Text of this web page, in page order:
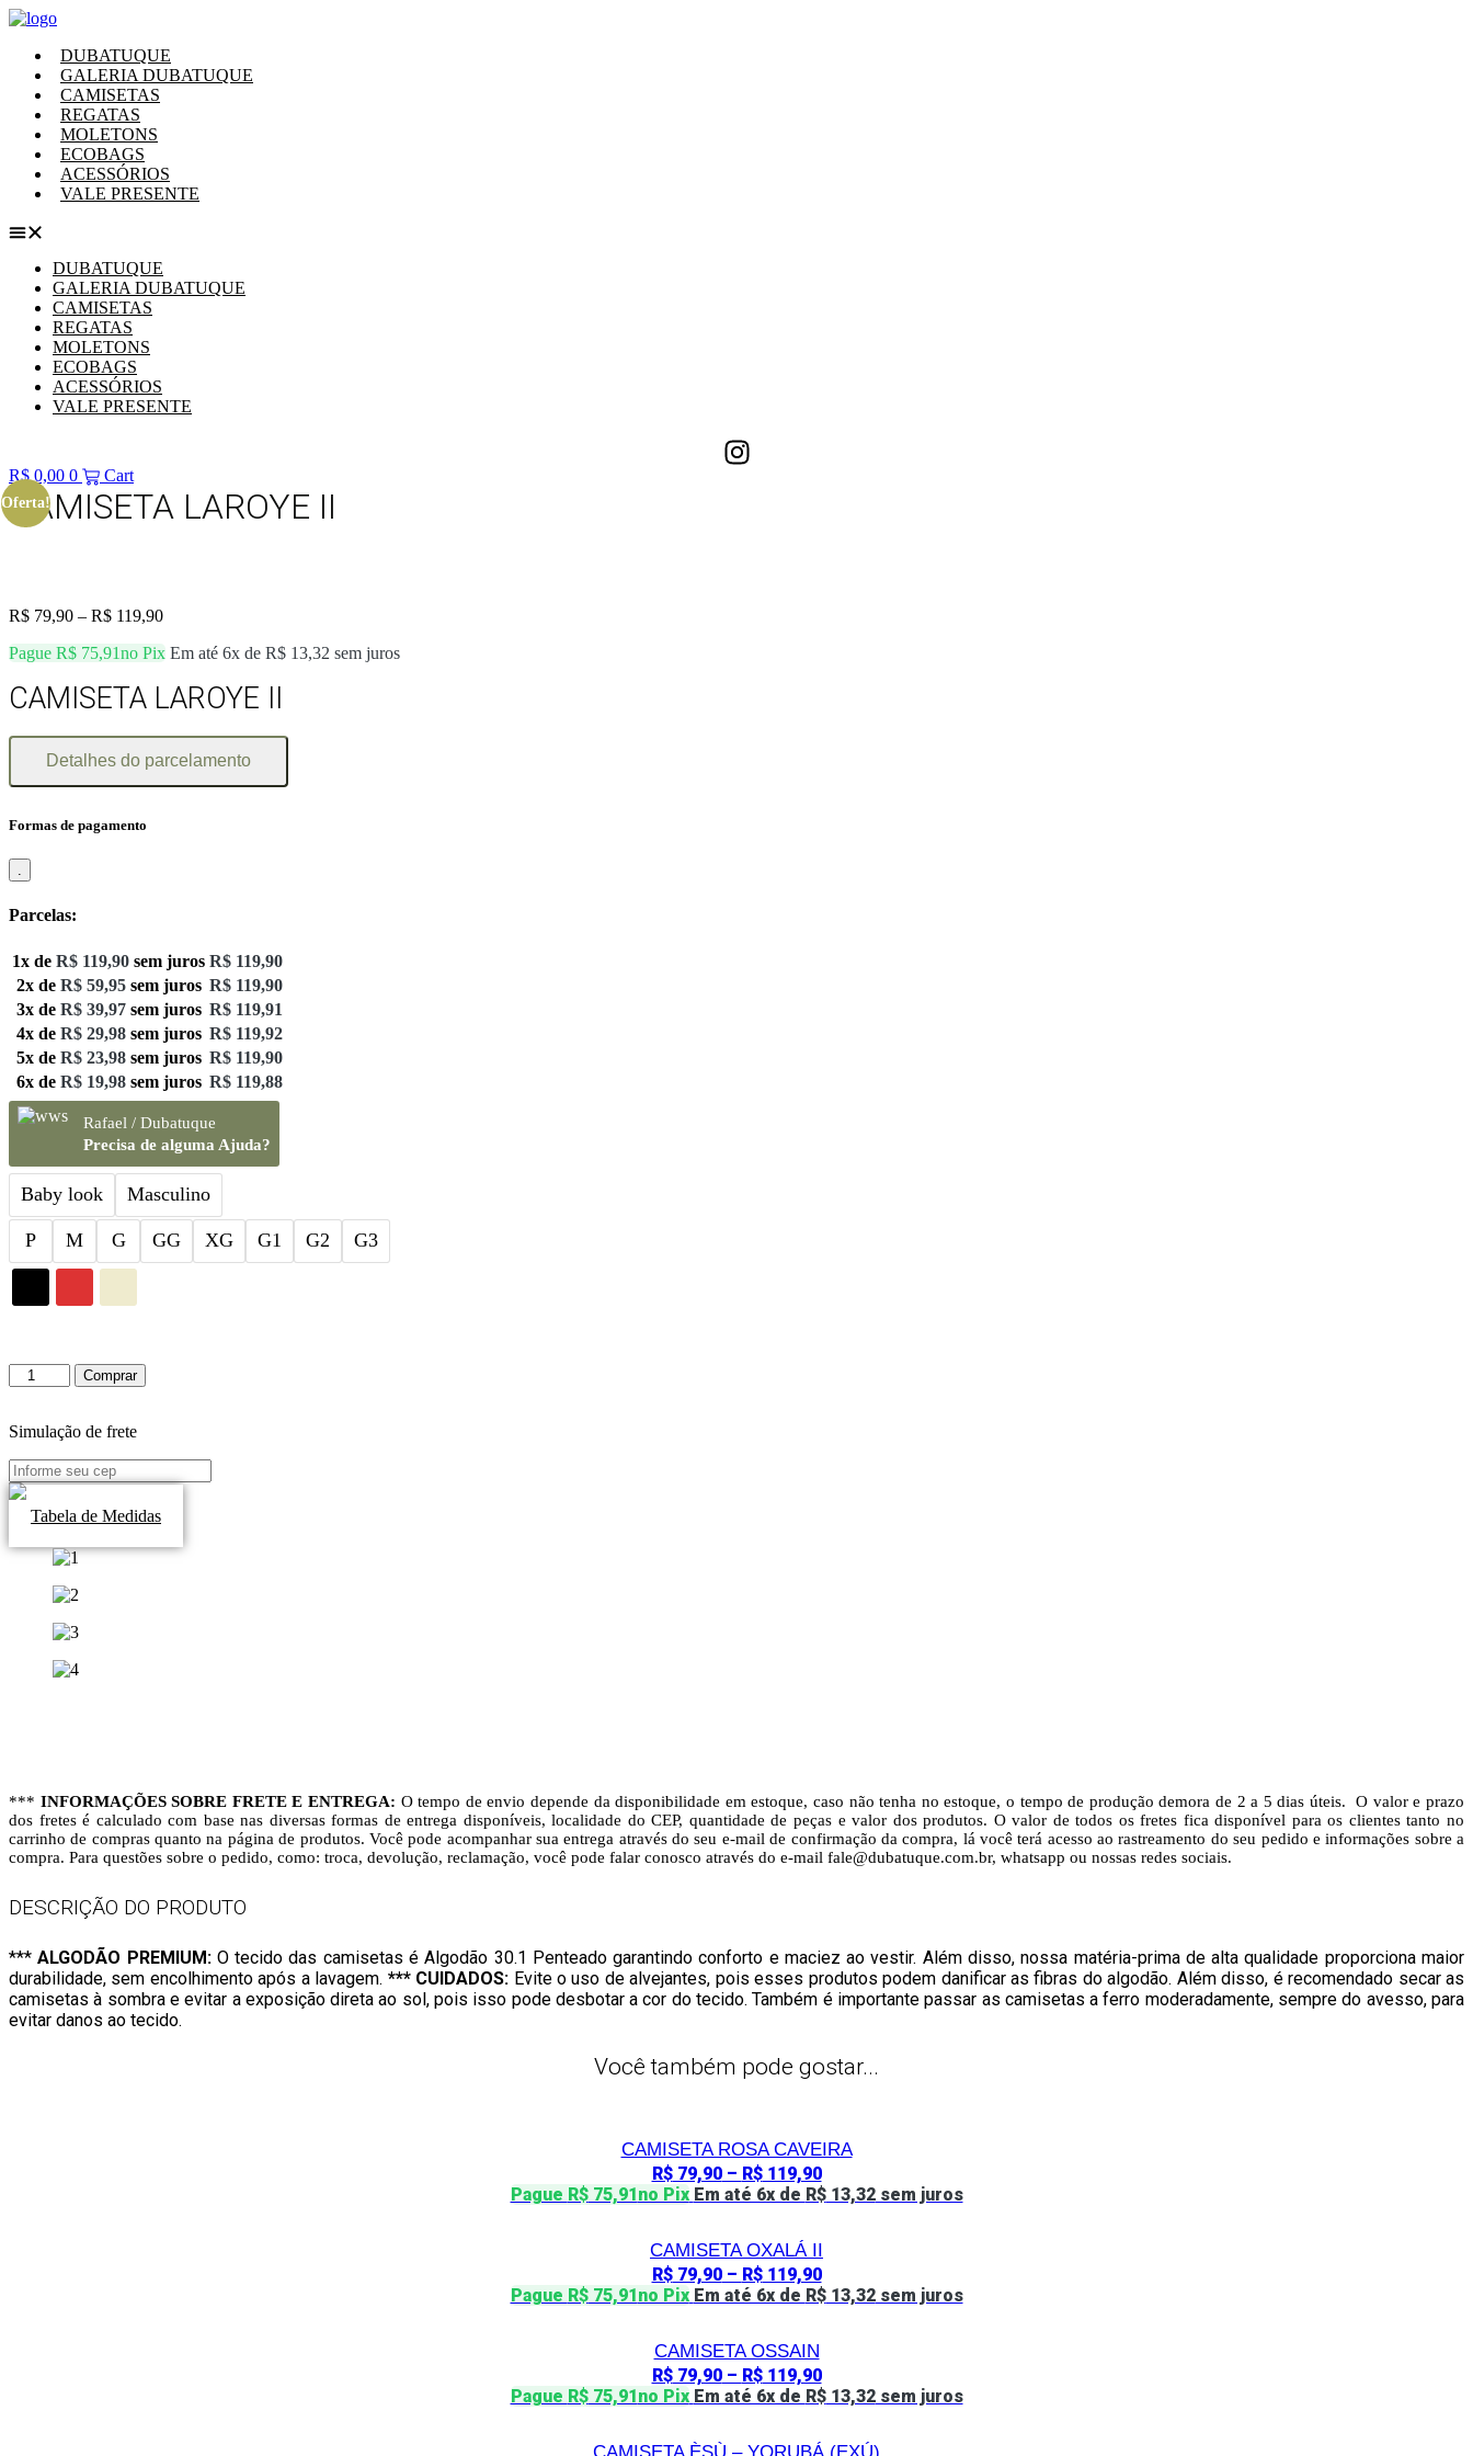
Ir
conteúdo
DUBATUQUE
GALERIA DUBATUQUE
CAMISETAS
REGATAS
MOLETONS
ECOBAGS
ACESSÓRIOS
VALE PRESENTE
DUBATUQUE
GALERIA DUBATUQUE
CAMISETAS
REGATAS
MOLETONS
ECOBAGS
ACESSÓRIOS
VALE PRESENTE
R$0,00 0 Cart
CAMISETA LAROYE II
Oferta!
R$ 79,90 – R$ 119,90
Pague R$ 75,91no Pix Em até 6x de R$ 13,32 sem juros
CAMISETA LAROYE II
Detalhes do parcelamento
Formas de pagamento
.
Parcelas:
1x de R$ 119,90 sem juros R$ 119,90
2x de R$59,95sem juros R$ 119,90
3x de R$39,97sem juros R$ 119,91
4x de R$29,98sem juros R$ 119,92
5x de R$23,98sem juros R$ 119,90
6x de R$19,98sem juros R$ 119,88
Rafael / Dubatuque
Precisa de alguma Ajuda?
Baby look Masculino
P M G GG XG G1 G2 G3
Camiseta
Laroye
quantidade
Comprar
Simulação de frete
Tabela de Medidas
*** INFORMAÇÕES SOBRE FRETE E ENTREGA: O tempo de envio depende da disponibilidade em estoque, caso não tenha no estoque, o tempo de produção demora de 2 a 5 dias úteis. O valor e prazo
dos fretes é calculado com base nas diversas formas de entrega disponíveis, localidade do CEP, quantidade de peças e valor dos produtos. O valor de todos os fretes fica disponível para os clientes tanto no
carrinho de compras quanto na página de produtos. Você pode acompanhar sua entrega através do seu e-mail de confirmação da compra, lá você terá acesso ao rastreamento do seu pedido e informações sobre a
compra. Para questões sobre o pedido, como: troca, devolução, reclamação, você pode falar conosco através do e-mail fale@dubatuque.com.br, whatsapp ou nossas redes sociais.
DESCRIÇÃO DO PRODUTO
***ALGODÃO PREMIUM:O tecido das camisetas é Algodão 30.1 Penteado garantindo conforto e maciez ao vestir. Além disso, nossa matéria-prima de alta qualidade proporciona maior
durabilidade, sem encolhimento após a lavagem. *** CUIDADOS: Evite o uso de alvejantes, pois esses produtos podem danificar as fibras do algodão. Além disso, é recomendado secar as
camisetas à sombra e evitar a exposição direta ao sol, pois isso pode desbotar a cor do tecido. Também é importante passar as camisetas a ferro moderadamente, sempre do avesso, para
evitar danos ao tecido.
Você também pode gostar...
CAMISETA ROSA CAVEIRA
R$79,90– R$119,90
Pague R$75,91no Pix Em até 6x de R$13,32sem juros
CAMISETA OXALÁ II
R$79,90– R$119,90
Pague R$75,91no Pix Em até 6x de R$13,32sem juros
CAMISETA OSSAIN
R$79,90– R$119,90
Pague R$75,91no Pix Em até 6x de R$13,32sem juros